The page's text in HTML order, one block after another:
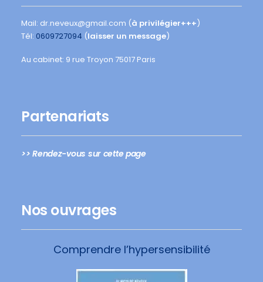
Mail: dr.neveux@gmail.com (à privilégier+++)
Tél: 0609727094 (laisser un message)
Au cabinet: 9 rue Troyon 75017 Paris
Partenariats
>> Rendez-vous sur cette page
Nos ouvrages
Comprendre l’hypersensibilité